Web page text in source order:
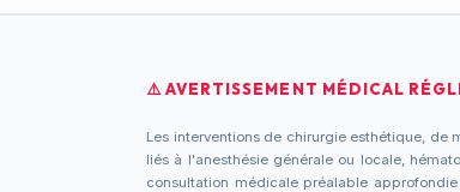
⚠️ AVERTISSEMENT MÉDICAL
Les interventions de chirurgie esthétique, de
liés à l'anesthésie générale ou locale,
consultation médicale préalable